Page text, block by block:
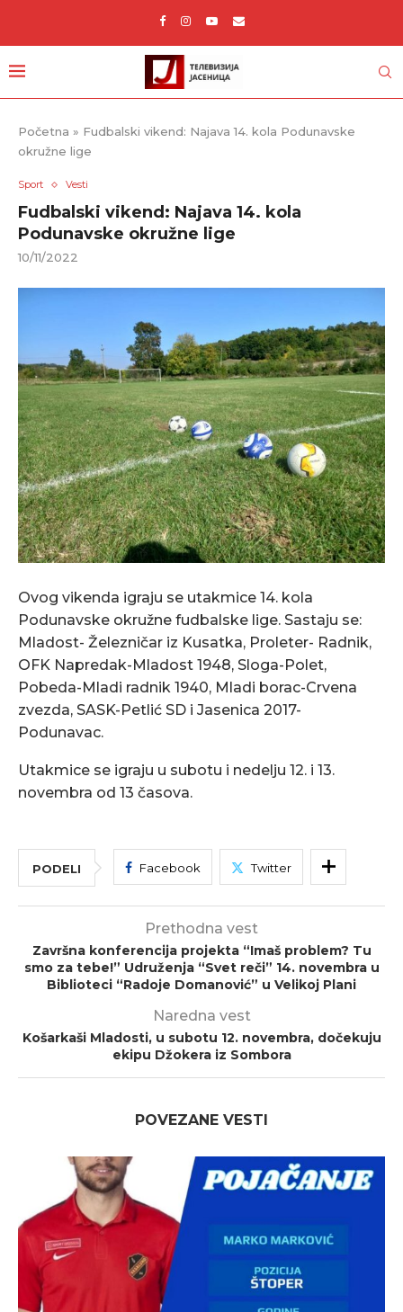
Početna » Fudbalski vikend: Najava 14. kola Podunavske
okružne lige
Sport Vesti
Fudbalski vikend: Najava 14. kola
Podunavske okružne lige
10/11/2022
Ovog vikenda igraju se utakmice 14. kola
Podunavske okružne fudbalske lige. Sastaju se:
Mladost- Železničar iz Kusatka, Proleter- Radnik,
OFK Napredak-Mladost 1948, Sloga-Polet,
Pobeda-Mladi radnik 1940, Mladi borac-Crvena
zvezda, SASK-Petlić SD i Jasenica 2017-
Podunavac.
Utakmice se igraju u subotu i nedelju 12. i 13.
novembra od 13 časova.
PODELI Facebook Twitter
Prethodna vest
Završna konferencija projekta “Imaš problem? Tu
smo za tebe!” Udruženja “Svet reči” 14. novembra u
Biblioteci “Radoje Domanović” u Velikoj Plani
Naredna vest
Košarkaši Mladosti, u subotu 12. novembra, dočekuju
ekipu Džokera iz Sombora
POVEZANE VESTI